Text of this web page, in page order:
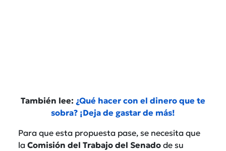
También lee: ¿Qué hacer con el dinero que te
sobra? ¡Deja de gastar de más!
Para que esta propuesta pase, se necesita que
la Comisión del Trabajo del Senado de su